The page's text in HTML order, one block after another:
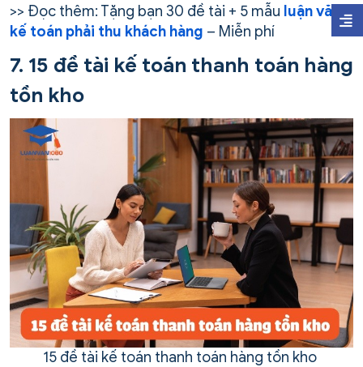
>> Đọc thêm: Tặng bạn 30 đề tài + 5 mẫu luận văn
kế toán phải thu khách hàng – Miễn phí
7. 15 đề tài kế toán thanh toán hàng
tồn kho
15 đề tài kế toán thanh toán hàng tồn kho